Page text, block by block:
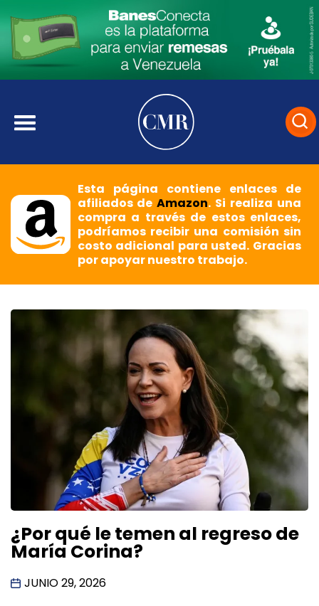
Esta página contiene enlaces de
afiliados deAmazon. Si realiza una
compra a través de estos enlaces,
podríamos recibir una comisión sin
costo adicional para usted. Gracias
por apoyar nuestro trabajo.
¿Por qué le temen al regreso de
María Corina?
JUNIO 29, 2026